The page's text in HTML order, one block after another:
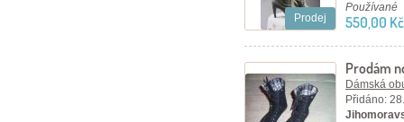
Prodej
Používané
550,00 Kč
Prodám
Dámská
Přidáno: